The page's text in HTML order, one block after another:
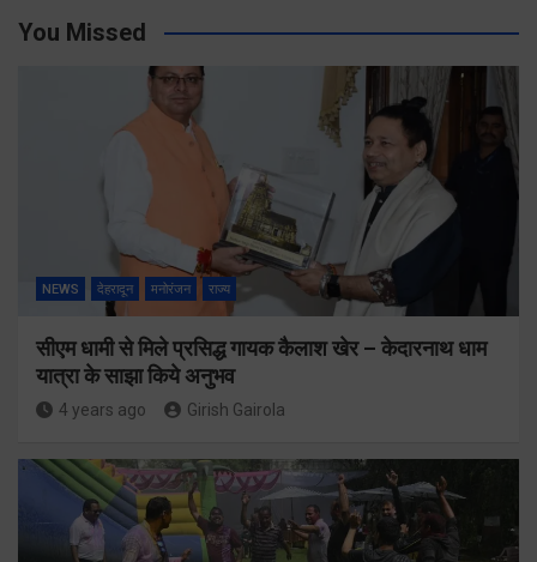
You Missed
NEWS देहरादून मनोरंजन राज्य
सीएम धामी से मिले प्रसिद्ध गायक कैलाश खेर – केदारनाथ धाम
यात्रा के साझा किये अनुभव
4 years ago Girish Gairola